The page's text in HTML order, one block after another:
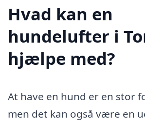
Hvad kan en
hundelufter i
hjælpe med?
At have en hund er en stor
men det kan også være en